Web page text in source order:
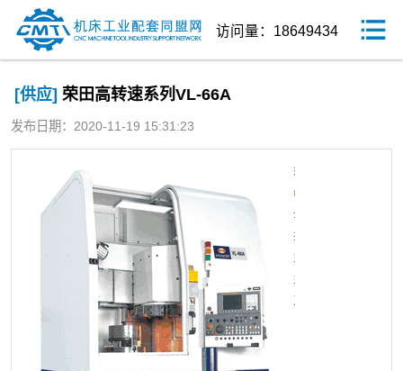
访问量：18649434
[供应] 荣田高转速系列VL-66A
发布日期：2020-11-19 15:31:23